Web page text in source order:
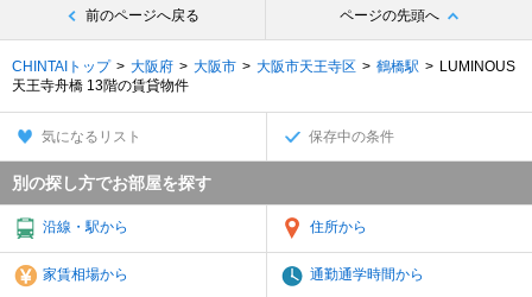
前のページへ戻る ページの先頭へ
CHINTAIトップ 大阪府 大阪市 大阪市天王寺区 鶴橋駅
LUMINOUS
天王寺舟橋 13階の賃貸物件
気になるリスト 保存中の条件
別の探し方でお部屋を探す
沿線・駅から 住所から
家賃相場から 通勤通学時間から